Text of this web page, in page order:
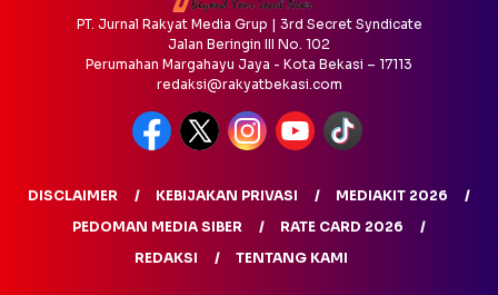
PT. Jurnal Rakyat Media Grup | 3rd Secret Syndicate
Jalan Beringin III No. 102
Perumahan Margahayu Jaya - Kota Bekasi – 17113
redaksi@rakyatbekasi.com
DISCLAIMER KEBIJAKAN PRIVASI
MEDIAKIT 2026
PEDOMAN MEDIA SIBER
RATE CARD 2026
REDAKSI
TENTANG KAMI